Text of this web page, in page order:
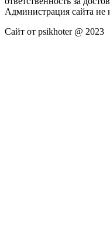
Администрация сайта не
Сайт от psikhoter @ 2023